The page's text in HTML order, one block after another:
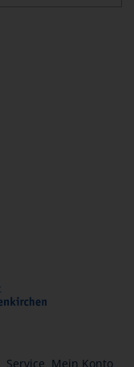
Service Mein Konto